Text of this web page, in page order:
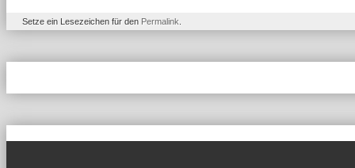
Setze ein Lesezeichen für den Permalink